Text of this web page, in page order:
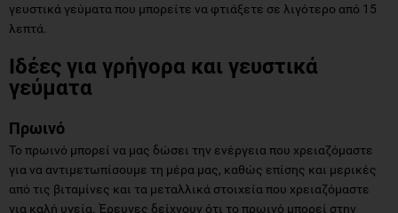
γευστικά γεύματα που μπορείτε να φτιάξετε σε λιγότερο από 15
λεπτά.
Ιδέες για γρήγορα και γευστικά
γεύματα
Πρωινό
Το πρωινό μπορεί να μας δώσει την ενέργεια που χρειαζόμαστε
για να αντιμετωπίσουμε τη μέρα μας, καθώς επίσης και μερικές
από τις βιταμίνες και τα μεταλλικά στοιχεία που χρειαζόμαστε
για καλή υγεία. Έρευνες δείχνουν ότι το πρωινό μπορεί στην